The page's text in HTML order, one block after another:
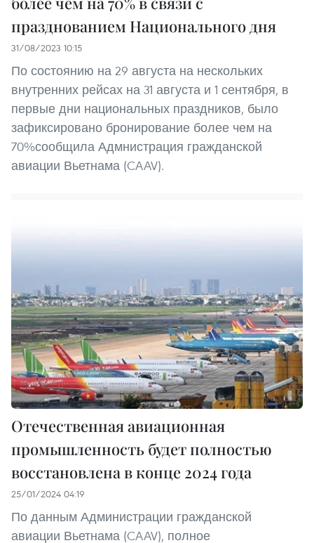
празднованием Национального дня
31/08/2023 10:15
По состоянию на 29 августа на нескольких
внутренних рейсах на 31 августа и 1 сентября, в
первые дни национальных праздников, было
зафиксировано бронирование более чем на
70%сообщила Адмнистрация гражданской
авиации Вьетнама (CAAV).
Отечественная авиационная
промышленность будет полностью
восстановлена в конце 2024 года
25/01/2024 04:19
По данным Администрации гражданской
авиации Вьетнама (CAAV), полное